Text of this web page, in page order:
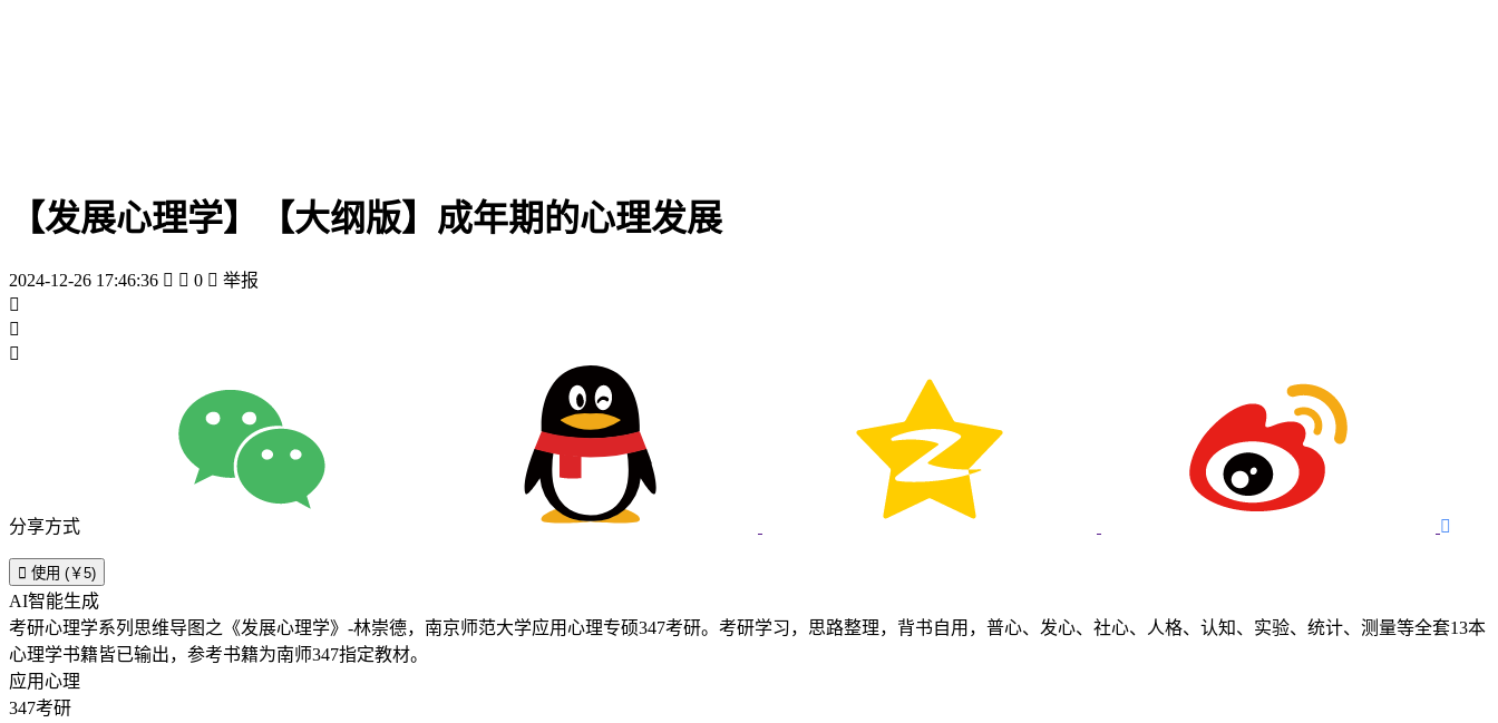
【发展心理学】【大纲版】成年期的心理发展
2024-12-26 17:46:36   0  举报



分享方式 
 使用 (￥5)
AI智能生成
考研心理学系列思维导图之《发展心理学》-林崇德，南京师范大学应用心理专硕347考研。考研学习，思路整理，背书自用，普心、发心、社心、人格、认知、实验、统计、测量等全套13本
心理学书籍皆已输出，参考书籍为南师347指定教材。
应用心理
347考研